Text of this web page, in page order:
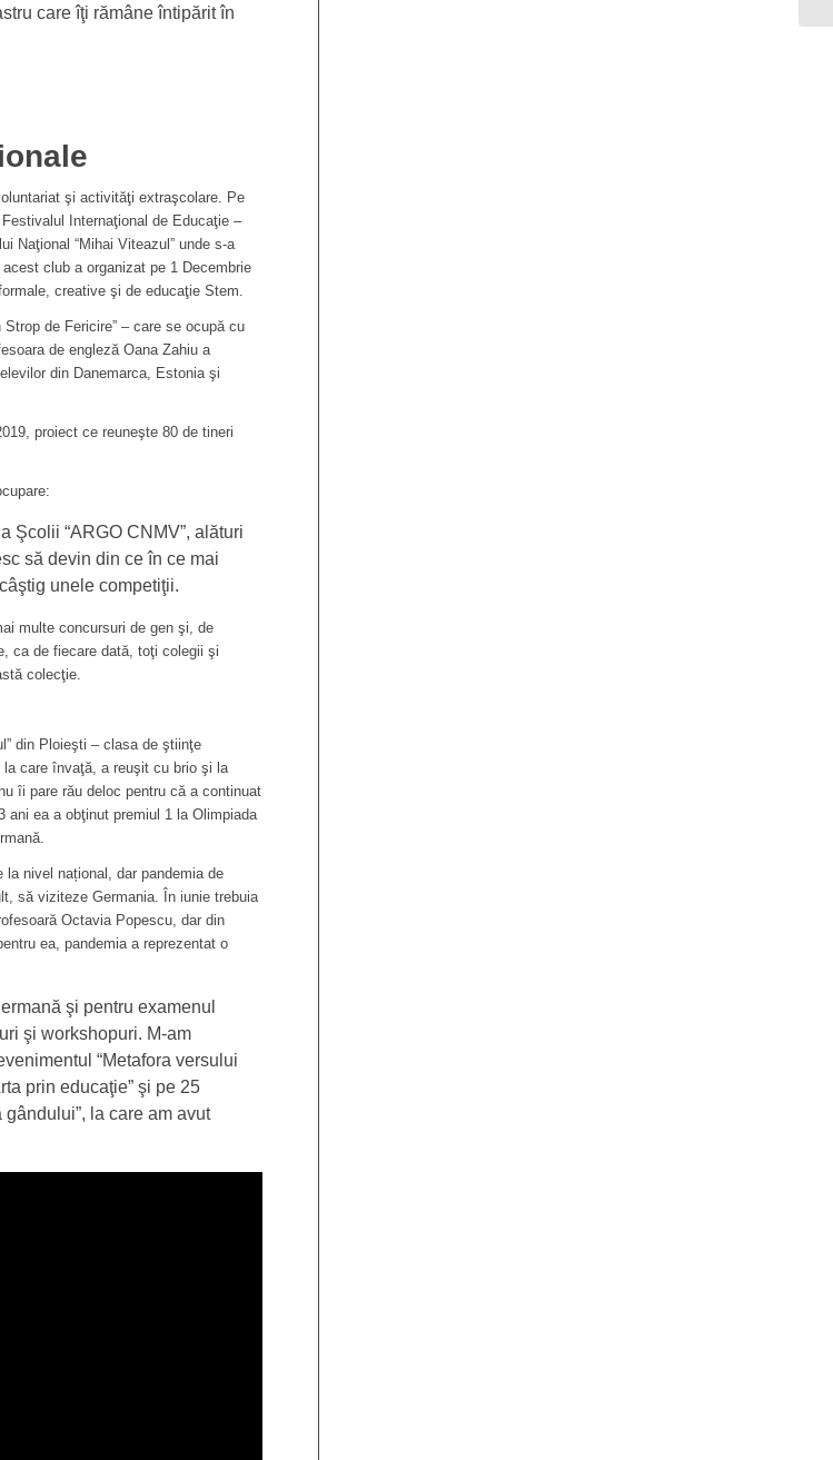
care îţi rămâne întipărit în
şi activităţi extraşcolare. Pe
Internaţional de Educaţie –
Naţional “Mihai Viteazul” unde s-a
club a organizat pe 1 Decembrie
creative şi de educaţie Stem.
de Fericire” – care se ocupă cu
de engleză Oana Zahiu a
din Danemarca, Estonia şi
proiect ce reuneşte 80 de tineri
Şcolii “ARGO CNMV”, alături
să devin din ce în ce mai
unele competiţii.
multe concursuri de gen şi, de
ca de fiecare dată, toţi colegii şi
colecţie.
din Ploieşti – clasa de ştiinţe
care învaţă, a reuşit cu brio şi la
îi pare rău deloc pentru că a continuat
ani ea a obţinut premiul 1 la Olimpiada
la nivel național, dar pandemia de
să viziteze Germania. În iunie trebuia
Octavia Popescu, dar din
ea, pandemia a reprezentat o
şi pentru examenul
şi workshopuri. M-am
“Metafora versului
prin educaţie” şi pe 25
la care am avut